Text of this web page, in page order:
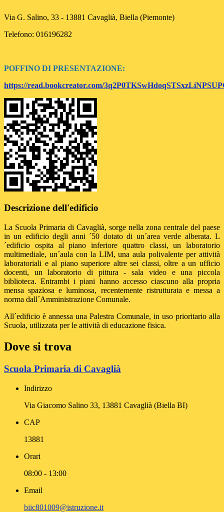
Via G. Salino, 33 - 13881 Cavaglià, Biella (Piemonte)
Telefono: 016196282
POFFINO DI PRESENTAZIONE:
https://read.bookcreator.com/
Descrizione dell'edificio
La Scuola Primaria di Cavaglià, sorge nella zona centrale del paese
in un edificio degli anni ´50 dotato di un´area verde alberata. L
´edificio ospita al piano inferiore quattro classi, un laboratorio
multimediale, un´aula con la LIM, una aula polivalente per attività
laboratoriali e al piano superiore altre sei classi, oltre a un ufficio
docenti, un laboratorio di pittura - sala video e una piccola
biblioteca. Entrambi i piani hanno accesso ciascuno alla propria
mensa spaziosa e luminosa, recentemente ristrutturata e messa a
norma dall´Amministrazione Comunale.
All´edificio è annessa una Palestra Comunale, in uso prioritario alla
Scuola, utilizzata per le attività di educazione fisica.
Dove si trova
Scuola Primaria di Cavaglià
Indirizzo
Via Giacomo Salino 33, 13881 Cavaglià (Biella BI)
CAP
13881
Orari
08:00 - 13:00
Email
biic801009@istruzione.it